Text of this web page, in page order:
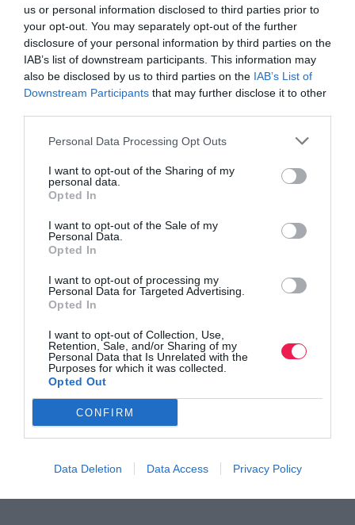
us or personal information disclosed to third parties prior to
your opt-out. You may separately opt-out of the further
disclosure of your personal information by third parties on the
IAB’s list of downstream participants. This information may
also be disclosed by us to third parties on the IAB’s List of
Downstream Participants that may further disclose it to other
Personal Data Processing Opt Outs
I want to opt-out of the Sharing of my
personal data.
Opted In
I want to opt-out of the Sale of my
Personal Data.
Opted In
I want to opt-out of processing my
Personal Data for Targeted Advertising.
Opted In
I want to opt-out of Collection, Use,
Retention, Sale, and/or Sharing of my
Personal Data that Is Unrelated with the
Purposes for which it was collected.
Opted Out
CONFIRM
Data Deletion Data Access Privacy Policy
Βρες το RUNNER!
Όλα τα Τεύχη